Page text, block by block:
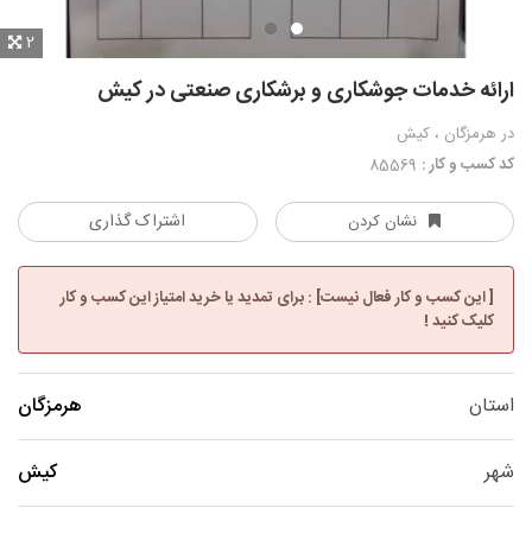
2
ارائه خدمات جوشکاری و برشکاری صنعتی در کیش
در هرمزگان ، کیش
کد کسب و کار :
نشان کردن اشتراک گذاری
[ این کسب و کار فعال نیست] : برای تمدید یا خرید امتیاز این کسب و کار
کلیک کنید !
استان هرمزگان
شهر کیش